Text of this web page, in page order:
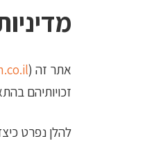
אתר זה (
זכויותיהם בהתאם לחוק הגנת
להלן נפרט